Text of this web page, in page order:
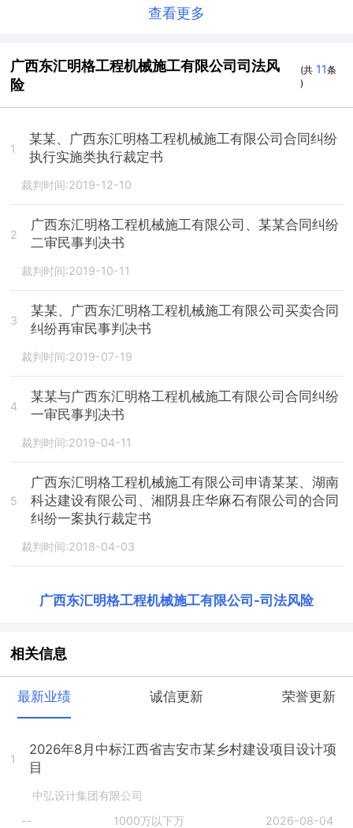
查看更多
广西东汇明格工程机械施工有限公司司法风
险
(共 11条
)
1
某某、广西东汇明格工程机械施工有限公司合同纠纷
执行实施类执行裁定书
裁判时间:2019-12-10
2
广西东汇明格工程机械施工有限公司、某某合同纠纷
二审民事判决书
裁判时间:2019-10-11
3
某某、广西东汇明格工程机械施工有限公司买卖合同
纠纷再审民事判决书
裁判时间:2019-07-19
4
某某与广西东汇明格工程机械施工有限公司合同纠纷
一审民事判决书
裁判时间:2019-04-11
5
广西东汇明格工程机械施工有限公司申请某某、湖南
科达建设有限公司、湘阴县庄华麻石有限公司的合同
纠纷一案执行裁定书
裁判时间:2018-04-03
广西东汇明格工程机械施工有限公司 -司法风险
相关信息
最新业绩 诚信更新 荣誉更新
1
2026年8月中标江西省吉安市某乡村建设项目设计项
目
中弘设计集团有限公司
--
1000万以下万 2026-08-04